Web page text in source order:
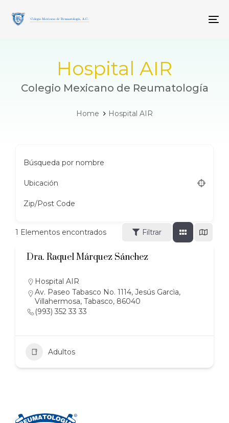
links
primary
Hospital AIR
Colegio Mexicano de Reumatología
Home Hospital AIR
Búsqueda por nombre
Ubicación
Zip/Post Code
1 Elementos encontrados Filtrar
Dra. Raquel Márquez Sánchez
Hospital AIR
Av. Paseo Tabasco No. 1114, Jesús Garcìa,
Villahermosa, Tabasco, 86040
(993) 352 33 33
Adultos